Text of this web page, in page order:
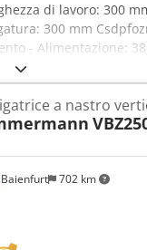
di lavoro: 300
300 mm
- Alimentazione:
702 km
a nastro